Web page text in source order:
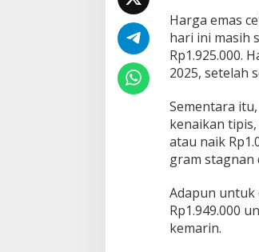
a
n
1
2
M
i
2
2
5
H
a
Harga emas
hari ini masih
Rp1.925.000.
2025, setelah
Sementara
kenaikan tipis,
atau naik
gram stagnan
Adapun untuk
Rp1.949.000
kemarin.